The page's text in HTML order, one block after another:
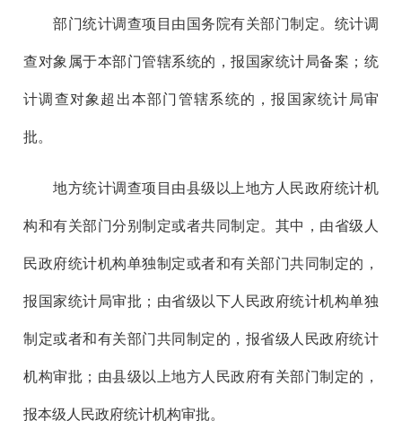
部门统计调查项目由国务院有关部门制定。统计调
查对象属于本部门管辖系统的，报国家统计局备案；统
计调查对象超出本部门管辖系统的，报国家统计局审
批。
地方统计调查项目由县级以上地方人民政府统计机
构和有关部门分别制定或者共同制定。其中，由省级人
民政府统计机构单独制定或者和有关部门共同制定的，
报国家统计局审批；由省级以下人民政府统计机构单独
制定或者和有关部门共同制定的，报省级人民政府统计
机构审批；由县级以上地方人民政府有关部门制定的，
报本级人民政府统计机构审批。